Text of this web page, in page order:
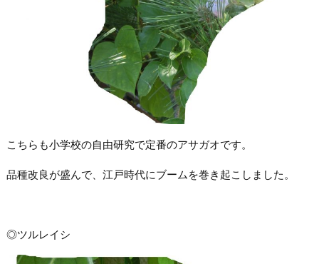
こちらも小学校の自由研究で定番のアサガオです。
品種改良が盛んで、江戸時代にブームを巻き起こしました。
◎ツルレイシ